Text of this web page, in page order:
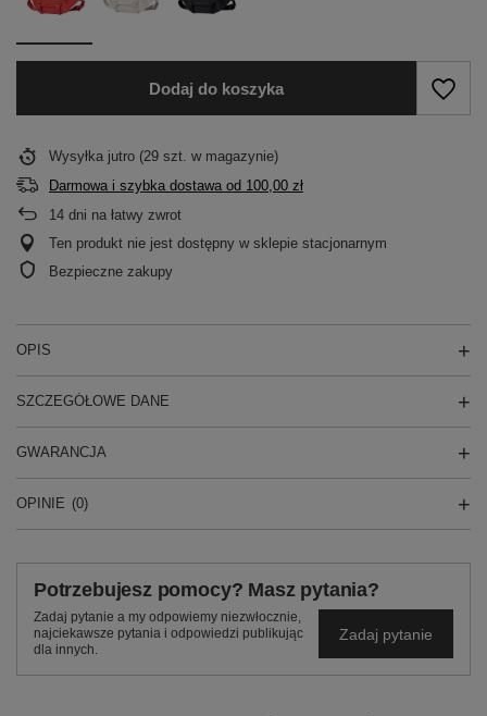
Dodaj do koszyka
Wysyłka jutro (29 szt. w magazynie)
Darmowa i szybka dostawa od 100,00 zł
14 dni na łatwy zwrot
Ten produkt nie jest dostępny w sklepie stacjonarnym
Bezpieczne zakupy
OPIS
SZCZEGÓŁOWE DANE
GWARANCJA
OPINIE (0)
Potrzebujesz pomocy? Masz pytania?
Zadaj pytanie a my odpowiemy niezwłocznie,
najciekawsze pytania i odpowiedzi publikując
dla innych.
Zadaj pytanie